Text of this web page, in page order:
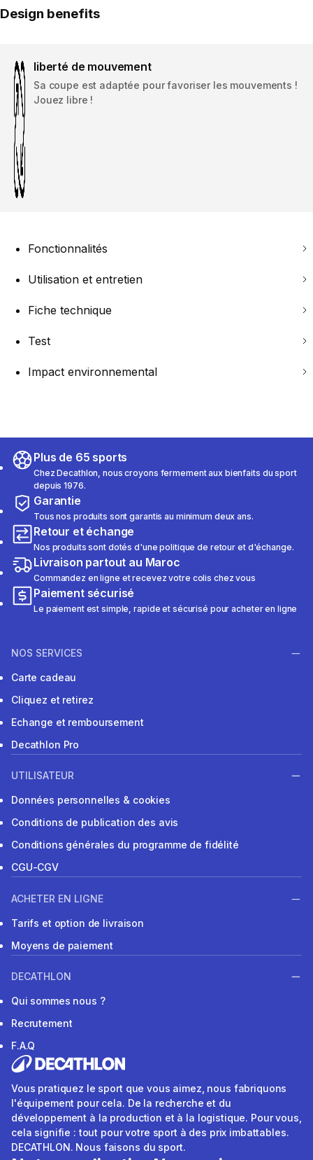
Design benefits
liberté de mouvement
Sa coupe est adaptée pour favoriser les mouvements !
Jouez libre !
Fonctionnalités
Utilisation et entretien
Fiche technique
Test
Impact environnemental
Plus de 65 sports
Chez Decathlon, nous croyons fermement aux bienfaits du sport
depuis 1976.
Garantie
Tous nos produits sont garantis au minimum deux ans.
Retour et échange
Nos produits sont dotés d'une politique de retour et d'échange.
Livraison partout au Maroc
Commandez en ligne et recevez votre colis chez vous
Paiement sécurisé
Le paiement est simple, rapide et sécurisé pour acheter en ligne
NOS SERVICES
Carte cadeau
Cliquez et retirez
Echange et remboursement
Decathlon Pro
UTILISATEUR
Données personnelles & cookies
Conditions de publication des avis
Conditions générales du programme de fidélité
CGU-CGV
ACHETER EN LIGNE
Tarifs et option de livraison
Moyens de paiement
DECATHLON
Qui sommes nous ?
Recrutement
F.A.Q
Vous pratiquez le sport que vous aimez, nous fabriquons
l'équipement pour cela. De la recherche et du
développement à la production et à la logistique. Pour vous,
cela signifie : tout pour votre sport à des prix imbattables.
DECATHLON. Nous faisons du sport.